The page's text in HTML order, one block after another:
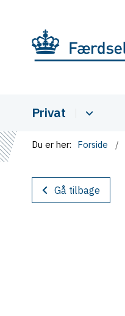
Privat
Du er her: Forside
Gå tilbage